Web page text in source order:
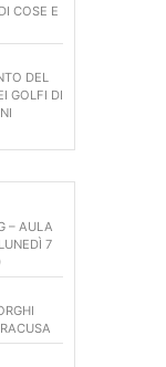
COSE E
DEL
GOLFI DI
– AULA
7